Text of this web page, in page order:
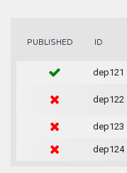
PUBLISHED ID
dep121
dep122
dep123
dep124